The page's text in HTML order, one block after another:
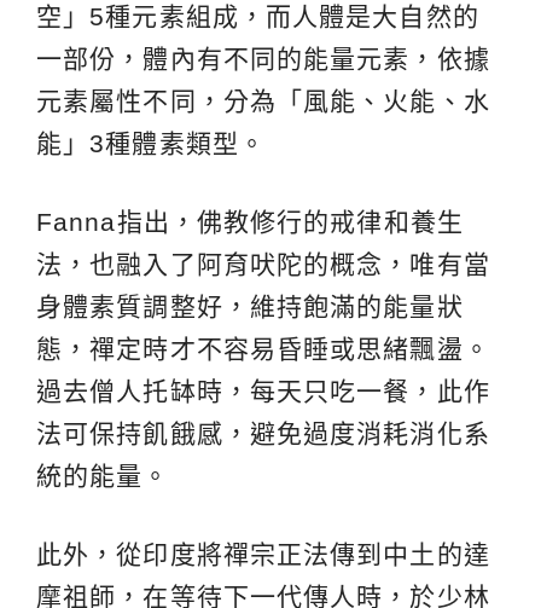
空」5種元素組成，而人體是大自然的
一部份，體內有不同的能量元素，依據
元素屬性不同，分為「風能、火能、水
能」3種體素類型。
Fanna指出，佛教修行的戒律和養生
法，也融入了阿育吠陀的概念，唯有當
身體素質調整好，維持飽滿的能量狀
態，禪定時才不容易昏睡或思緒飄盪。
過去僧人托缽時，每天只吃一餐，此作
法可保持飢餓感，避免過度消耗消化系
統的能量。
此外，從印度將禪宗正法傳到中土的達
摩祖師，在等待下一代傳人時，於少林